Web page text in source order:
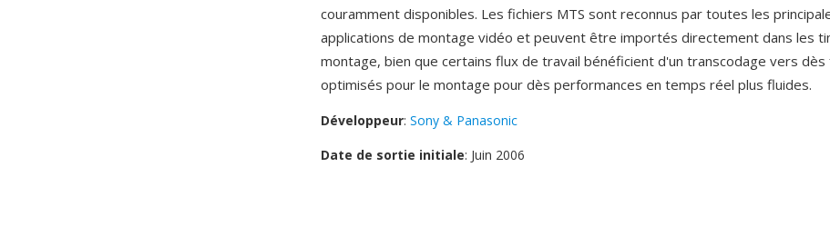
couramment disponibles. Les fichiers MTS sont reconnus par toutes les
applications de montage vidéo et peuvent être importés directement dans les
montage, bien que certains flux de travail bénéficient d'un transcodage vers
optimisés pour le montage pour dès performances en temps réel plus fluides.
Développeur: Sony & Panasonic
Date de sortie initiale: Juin 2006